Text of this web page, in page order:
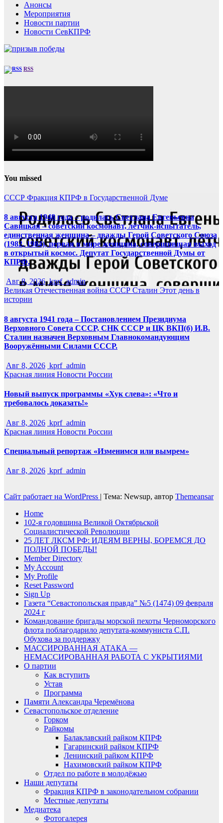
Анонсы
Мероприятия
Новости партии
Новости СевКПРФ
RSS
You missed
СССР Фракция КПРФ в Государственной Думе
8 августа 1948 года – родилась Светлана Евгеньевна
Савицкая – советский космонавт, лётчик-испытатель,
единственная женщина – дважды Герой Советского Союза
(1982, 1984), первая в мире женщина, совершившая выход
в открытый космос. Депутат Государственной Думы от
КПРФ.
Авг 8, 2026 kprf_admin
Великая Отечественная война СССР Сталин Этот день в
истории
8 августа 1941 года – Постановлением Президиума
Верховного Совета СССР, СНК СССР и ЦК ВКП(б) И.В.
Сталин назначен Верховным Главнокомандующим
Вооружёнными Силами СССР.
Авг 8, 2026 kprf_admin
Красная линия Новости России
Новый выпуск программы «Хук слева»: «Что и
требовалось доказать!»
Авг 8, 2026 kprf_admin
Красная линия Новости России
Специальный репортаж «Изменимся или вымрем»
Авг 8, 2026 kprf_admin
Сайт работает на WordPress | Тема: Newsup, автор Themeansar
Home
102-я годовщина Великой Октябрьской
Социалистической Революции
25 ЛЕТ ЛКСМ РФ: ИДЕЯМ ВЕРНЫ, БОРЕМСЯ ДО
ПОЛНОЙ ПОБЕДЫ!
Member Directory
My Account
My Profile
Reset Password
Sign Up
Газета “Севастопольская правда” №5 (1474) 09 февраля
2024 г
Командование бригады морской пехоты Черноморского
флота поблагодарило депутата-коммуниста С.П.
Обухова за поддержку
МАССИРОВАННАЯ АТАКА —
НЕМАССИРОВАННАЯ РАБОТА С УКРЫТИЯМИ
О партии
Как вступить
Устав
Программа
Памяти Александра Черемёнова
Севастопольское отделение
Горком
Райкомы
Балаклавский райком КПРФ
Гагаринский райком КПРФ
Ленинский райком КПРФ
Нахимовский райком КПРФ
Отдел по работе в молодёжью
Наши депутаты
Фракция КПРФ в законодательном собрании
Местные депутаты
Медиатека
Фотогалерея